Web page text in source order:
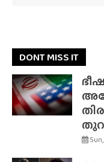
DONT MISS IT